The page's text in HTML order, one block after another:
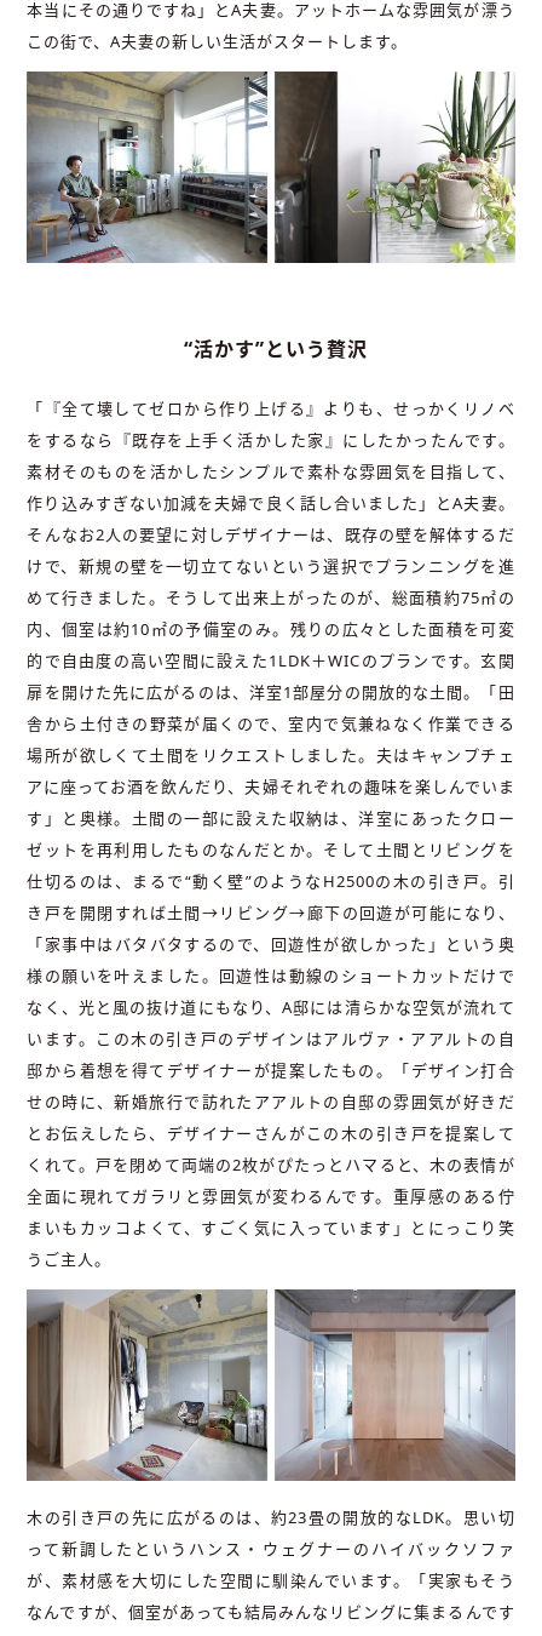
本当にその通りですね」とA夫妻。アットホームな雰囲気が漂う
この街で、A夫妻の新しい生活がスタートします。
“活かす”という贅沢
「『全て壊してゼロから作り上げる』よりも、せっかくリノベ
をするなら『既存を上手く活かした家』にしたかったんです。
素材そのものを活かしたシンプルで素朴な雰囲気を目指して、
作り込みすぎない加減を夫婦で良く話し合いました」とA夫妻。
そんなお2人の要望に対しデザイナーは、既存の壁を解体するだ
けで、新規の壁を一切立てないという選択でプランニングを進
めて行きました。そうして出来上がったのが、総面積約75㎡の
内、個室は約10㎡の予備室のみ。残りの広々とした面積を可変
的で自由度の高い空間に設えた1LDK＋WICのプランです。玄関
扉を開けた先に広がるのは、洋室1部屋分の開放的な土間。「田
舎から土付きの野菜が届くので、室内で気兼ねなく作業できる
場所が欲しくて土間をリクエストしました。夫はキャンプチェ
アに座ってお酒を飲んだり、夫婦それぞれの趣味を楽しんでいま
す」と奥様。土間の一部に設えた収納は、洋室にあったクロー
ゼットを再利用したものなんだとか。そして土間とリビングを
仕切るのは、まるで“動く壁”のようなH2500の木の引き戸。引
き戸を開閉すれば土間→リビング→廊下の回遊が可能になり、
「家事中はバタバタするので、回遊性が欲しかった」という奥
様の願いを叶えました。回遊性は動線のショートカットだけで
なく、光と風の抜け道にもなり、A邸には清らかな空気が流れて
います。この木の引き戸のデザインはアルヴァ・アアルトの自
邸から着想を得てデザイナーが提案したもの。「デザイン打合
せの時に、新婚旅行で訪れたアアルトの自邸の雰囲気が好きだ
とお伝えしたら、デザイナーさんがこの木の引き戸を提案して
くれて。戸を閉めて両端の2枚がぴたっとハマると、木の表情が
全面に現れてガラリと雰囲気が変わるんです。重厚感のある佇
まいもカッコよくて、すごく気に入っています」とにっこり笑
うご主人。
木の引き戸の先に広がるのは、約23畳の開放的なLDK。思い切
って新調したというハンス・ウェグナーのハイバックソファ
が、素材感を大切にした空間に馴染んでいます。「実家もそう
なんですが、個室があっても結局みんなリビングに集まるんです